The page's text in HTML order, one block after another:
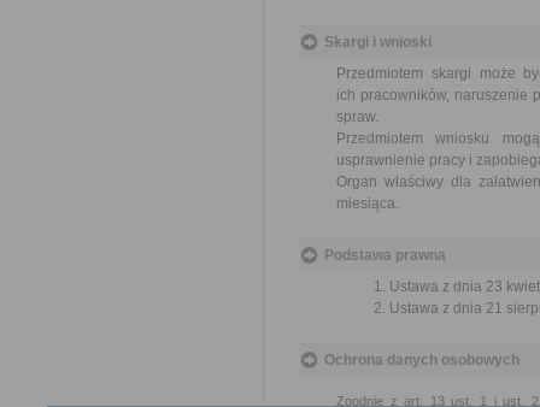
Skargi i wnioski
Przedmiotem skargi może
ich pracowników, naruszenie
spraw.
Przedmiotem wniosku
usprawnienie pracy i
Organ właściwy dla
miesiąca.
Podstawa prawna
Ustawa z dnia 23
Ustawa z dnia 21
Ochrona danych osobowych
Zgodnie z art. 13 ust. 1 i ust. 2